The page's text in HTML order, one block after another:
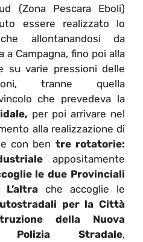
(Zona Pescara Eboli)
essere realizzato lo
allontanandosi da
a Campagna, fino poi alla
su varie pressioni delle
tranne quella
che prevedeva la
per poi arrivare nel
alla realizzazione di
con ben tre rotatorie:
appositamente
le due Provinciali
L’altra che accoglie le
per la Città
della Nuova
Polizia Stradale,